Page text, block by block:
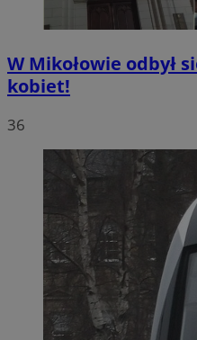
W Mikołowie odbył
kobiet!
36